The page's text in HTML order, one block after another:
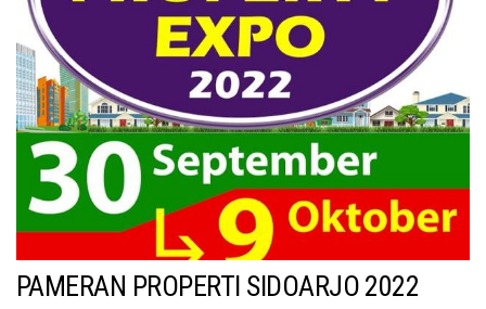
PAMERAN PROPERTI SIDOARJO 2022